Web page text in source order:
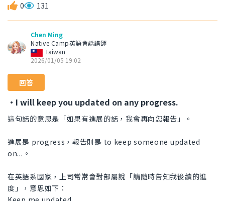
0 131
Chen Ming
Native Camp英語會話講師
Taiwan
2026/01/05 19:02
回答
・I will keep you updated on any progress.
這句話的意思是「如果有進展的話，我會再向您報告」。
進展是 progress，報告則是 to keep someone updated
on...。
在英語系國家，上司常常會對部屬說「請隨時告知我後續的進
度」，意思如下：